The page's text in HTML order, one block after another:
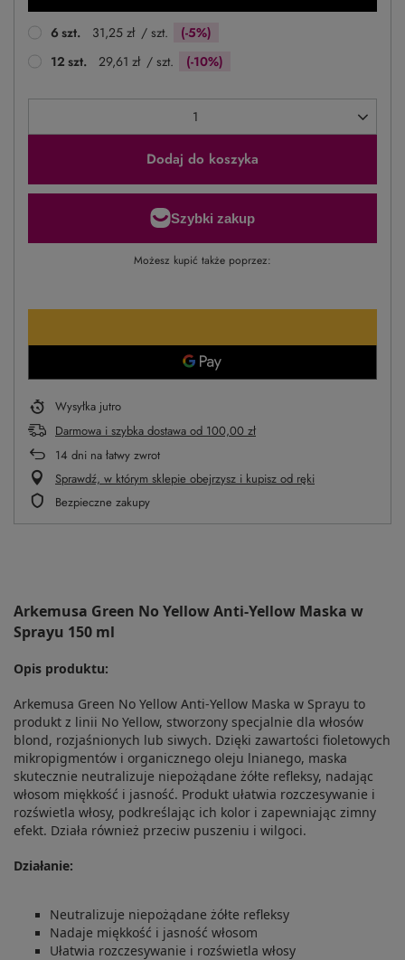
6 szt. 31,25 zł / szt.
(-5%)
12 szt. 29,61 zł / szt. (-10%)
Dodaj do koszyka
Możesz kupić także poprzez:
Wysyłka jutro
Darmowa i szybka dostawa od 100,00 zł
14 dni na łatwy zwrot
Sprawdź, w którym sklepie obejrzysz i kupisz od ręki
Bezpieczne zakupy
Arkemusa Green No Yellow Anti-Yellow Maska w
Sprayu 150 ml
Opis produktu:
Arkemusa Green No Yellow Anti-Yellow Maska w Sprayu to
produkt z linii No Yellow, stworzony specjalnie dla włosów
blond, rozjaśnionych lub siwych. Dzięki zawartości fioletowych
mikropigmentów i organicznego oleju lnianego, maska
skutecznie neutralizuje niepożądane żółte refleksy, nadając
włosom miękkość i jasność. Produkt ułatwia rozczesywanie i
rozświetla włosy, podkreślając ich kolor i zapewniając zimny
efekt. Działa również przeciw puszeniu i wilgoci.
Działanie:
Neutralizuje niepożądane żółte refleksy
Nadaje miękkość i jasność włosom
Ułatwia rozczesywanie i rozświetla włosy